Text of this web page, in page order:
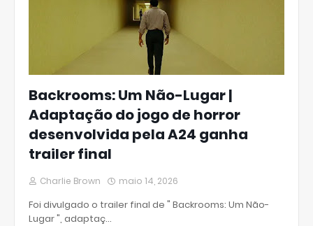
Backrooms: Um Não-Lugar |
Adaptação do jogo de horror
desenvolvida pela A24 ganha
trailer final
Charlie Brown maio 14, 2026
Foi divulgado o trailer final de " Backrooms: Um Não-
Lugar ", adaptaç…